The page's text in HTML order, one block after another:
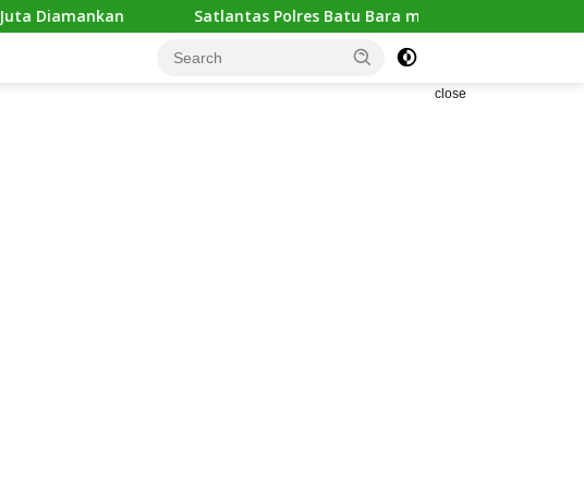
Satlantas Polres Batu Bara melaksanakan kegiatan “POLANTAS KARIB”
close